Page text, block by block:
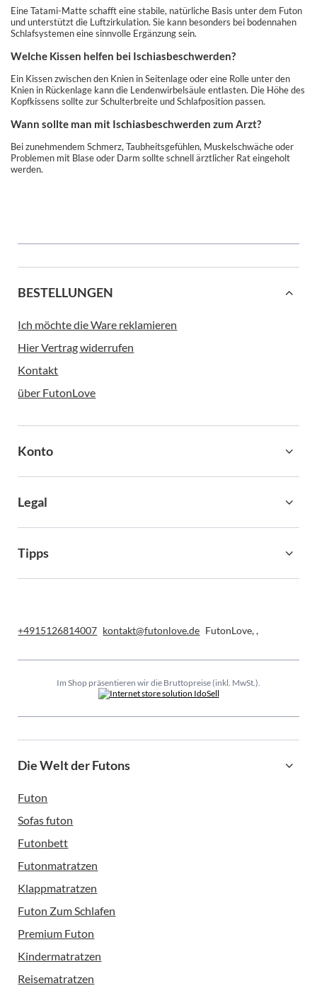
Eine Tatami-Matte schafft eine stabile, natürliche Basis unter dem Futon
und unterstützt die Luftzirkulation. Sie kann besonders bei bodennahen
Schlafsystemen eine sinnvolle Ergänzung sein.
Welche Kissen helfen bei Ischiasbeschwerden?
Ein Kissen zwischen den Knien in Seitenlage oder eine Rolle unter den
Knien in Rückenlage kann die Lendenwirbelsäule entlasten. Die Höhe des
Kopfkissens sollte zur Schulterbreite und Schlafposition passen.
Wann sollte man mit Ischiasbeschwerden zum Arzt?
Bei zunehmendem Schmerz, Taubheitsgefühlen, Muskelschwäche oder
Problemen mit Blase oder Darm sollte schnell ärztlicher Rat eingeholt
werden.
BESTELLUNGEN
Ich möchte die Ware reklamieren
Hier Vertrag widerrufen
Kontakt
über FutonLove
Konto
Legal
Tipps
+4915126814007 kontakt@futonlove.de FutonLove,,
Im Shop präsentieren wir die Bruttopreise (inkl. MwSt.).
Die Welt der Futons
Futon
Sofas futon
Futonbett
Futonmatratzen
Klappmatratzen
Futon Zum Schlafen
Premium Futon
Kindermatratzen
Reisematratzen